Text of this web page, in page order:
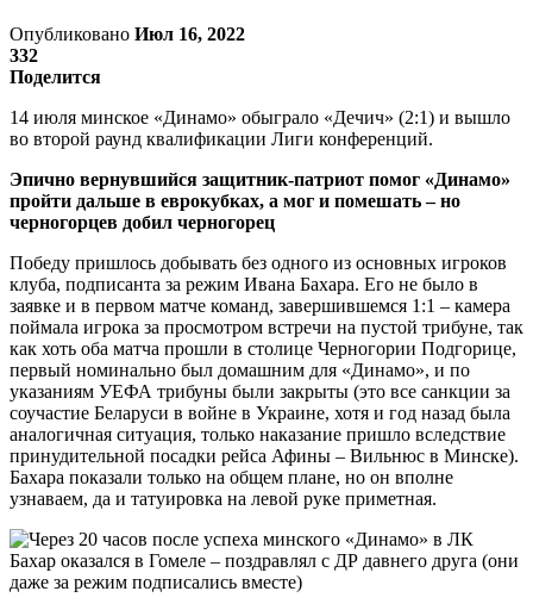
Опубликовано Июл 16, 2022
332
Поделится
14 июля минское «Динамо» обыграло «Дечич» (2:1) и вышло
во второй раунд квалификации Лиги конференций.
Эпично вернувшийся защитник-патриот помог «Динамо»
пройти дальше в еврокубках, а мог и помешать – но
черногорцев добил черногорец
Победу пришлось добывать без одного из основных игроков
клуба, подписанта за режим Ивана Бахара. Его не было в
заявке и в первом матче команд, завершившемся 1:1 – камера
поймала игрока за просмотром встречи на пустой трибуне, так
как хоть оба матча прошли в столице Черногории Подгорице,
первый номинально был домашним для «Динамо», и по
указаниям УЕФА трибуны были закрыты (это все санкции за
соучастие Беларуси в войне в Украине, хотя и год назад была
аналогичная ситуация, только наказание пришло вследствие
принудительной посадки рейса Афины – Вильнюс в Минске).
Бахара показали только на общем плане, но он вполне
узнаваем, да и татуировка на левой руке приметная.